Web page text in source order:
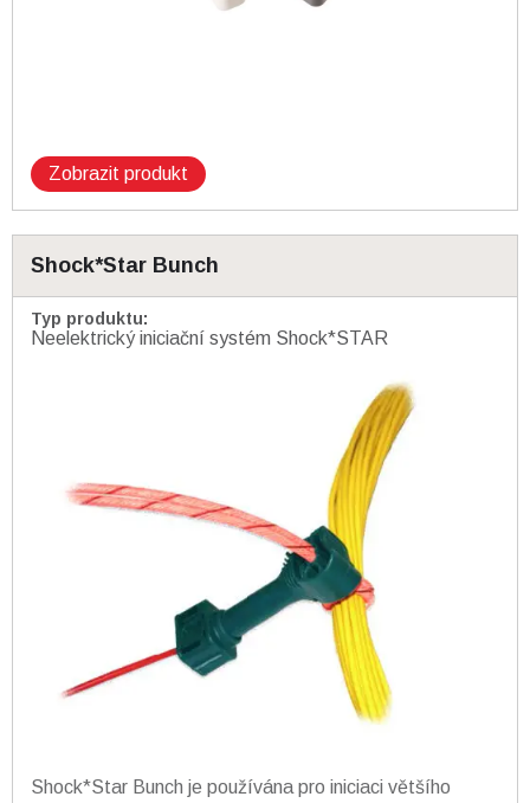
Zobrazit produkt
Shock*Star Bunch
Typ produktu:
Neelektrický iniciační systém Shock*STAR
Shock*Star Bunch je používána pro iniciaci většího